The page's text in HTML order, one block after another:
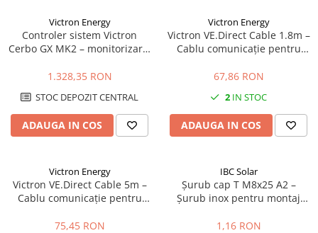
Victron Energy
Controler sistem Victron
Cerbo GX MK2 – monitorizare,
completa
1.328,35 RON
STOC DEPOZIT CENTRAL
ADAUGA IN COS
Victron Energy
Victron VE.Direct Cable 1.8m –
Cablu comunicație pentru
metri
67,86 RON
2 IN STOC
ADAUGA IN COS
Victron Energy
Victron VE.Direct Cable 5m –
Cablu comunicație pentru
| 5 metri
75,45 RON
IBC Solar
Șurub cap T M8x25 A2 –
Șurub inox pentru montaj
A2
1,16 RON